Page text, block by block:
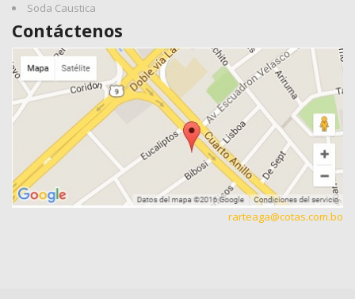
Soda Caustica
Contáctenos
rarteaga@cotas.com.bo